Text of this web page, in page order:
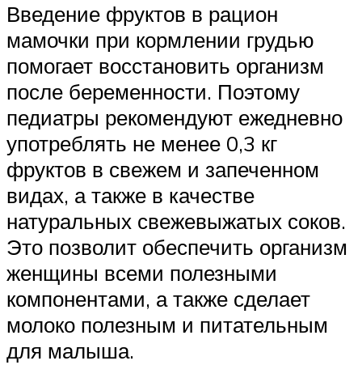
Введение фруктов в рацион
мамочки при кормлении грудью
помогает восстановить организм
после беременности. Поэтому
педиатры рекомендуют ежедневно
употреблять не менее 0,3 кг
фруктов в свежем и запеченном
видах, а также в качестве
натуральных свежевыжатых соков.
Это позволит обеспечить организм
женщины всеми полезными
компонентами, а также сделает
молоко полезным и питательным
для малыша.